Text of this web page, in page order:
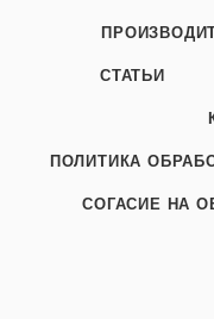
СТАТЬИ
ПОЛИТИКА
СОГАСИЕ НА